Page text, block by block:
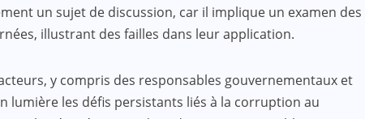
un sujet de discussion, car il implique un examen des
illustrant des failles dans leur application.
y compris des responsables gouvernementaux et
lumière les défis persistants liés à la corruption au